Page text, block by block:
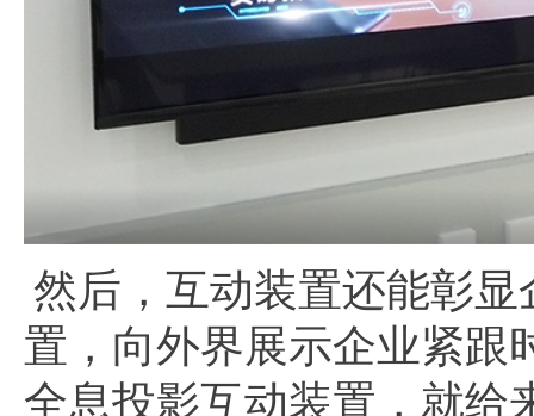
然后，互动装置还能彰
置，向外界展示企业紧跟
全息投影互动装置，就给